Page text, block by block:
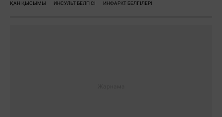
ҚАН ҚЫСЫМЫ ИНСУЛЬТ БЕЛГІСІ ИНФАРКТ БЕЛГІЛЕРІ